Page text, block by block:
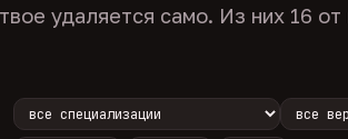
удаляется само. Из них 16